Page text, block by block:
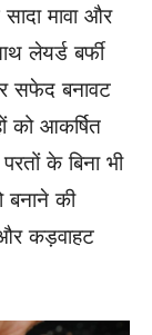
मावा और
लेयर्ड बर्फी
सफेद बनावट
को आकर्षित
के बिना भी
की
कड़वाहट